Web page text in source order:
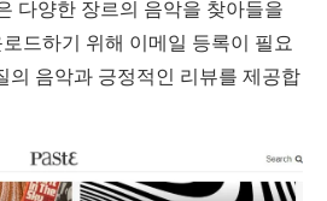
다양한 장르의 음악을 찾아들을
드하기 위해 이메일 등록이 필요
의 음악과 긍정적인 리뷰를 제공합